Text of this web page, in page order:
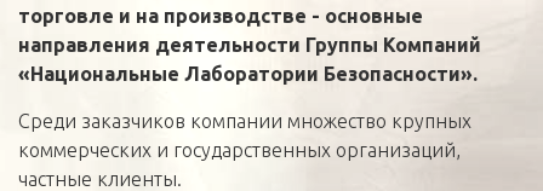
торговле и на производстве - основные
направления деятельности Группы Компаний
«Национальные Лаборатории Безопасности».
Среди заказчиков компании множество крупных
коммерческих и государственных организаций,
частные клиенты.